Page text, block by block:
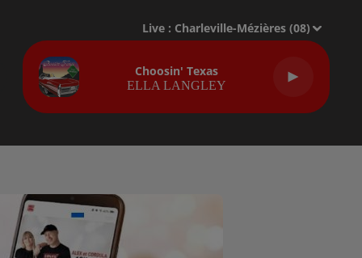
Live : Charleville-Mézières (08)
Choosin' Texas
ELLA LANGLEY